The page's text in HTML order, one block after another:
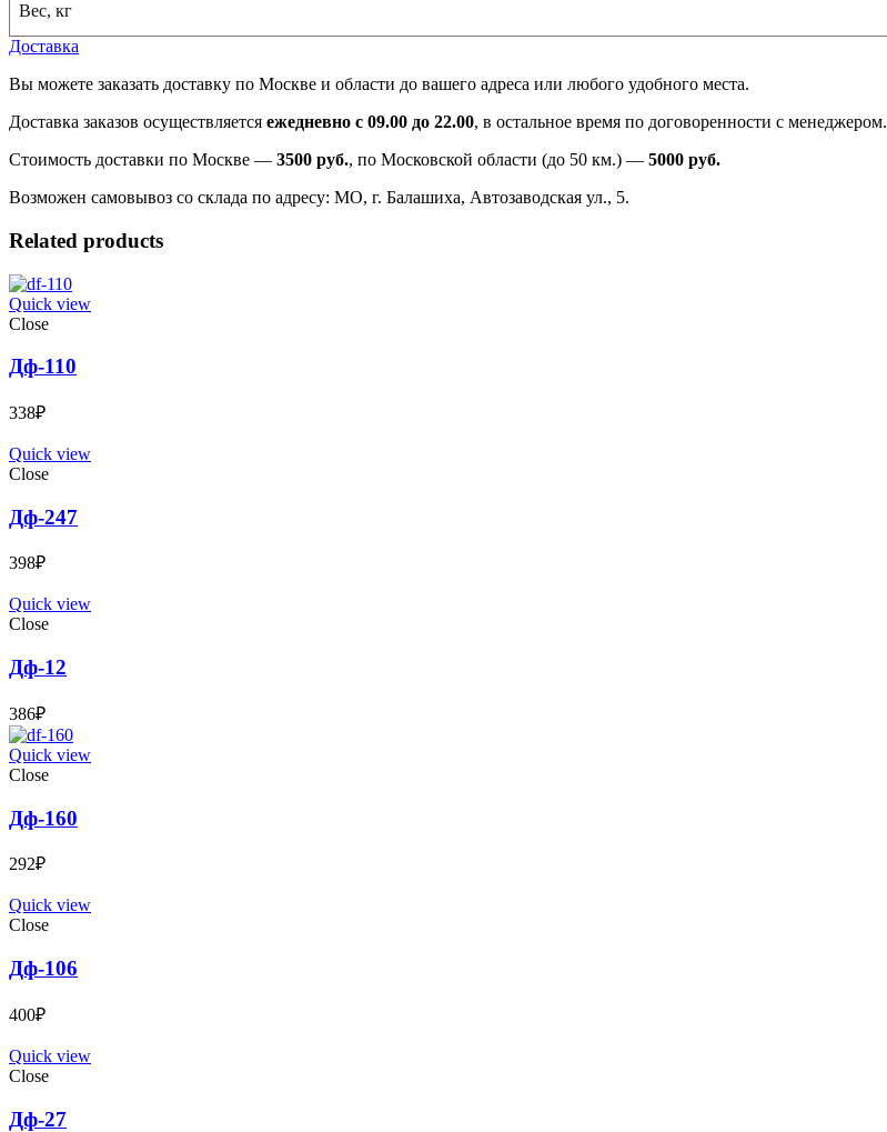
Вес, кг
Доставка
Вы можете заказать доставку по Москве и области до вашего адреса или любого удобного места.
Доставка заказов осуществляется ежедневно с 09.00 до 22.00, в остальное время по договоренности с менеджером.
Стоимость доставки по Москве — 3500 руб., по Московской области (до 50 км.) — 5000 руб.
Возможен самовывоз со склада по адресу: МО, г. Балашиха, Автозаводская ул., 5.
Related products
Quick view
Close
Дф-110
338₽
Quick view
Close
Дф-247
398₽
Quick view
Close
Дф-12
386₽
Quick view
Close
Дф-160
292₽
Quick view
Close
Дф-106
400₽
Quick view
Close
Дф-27